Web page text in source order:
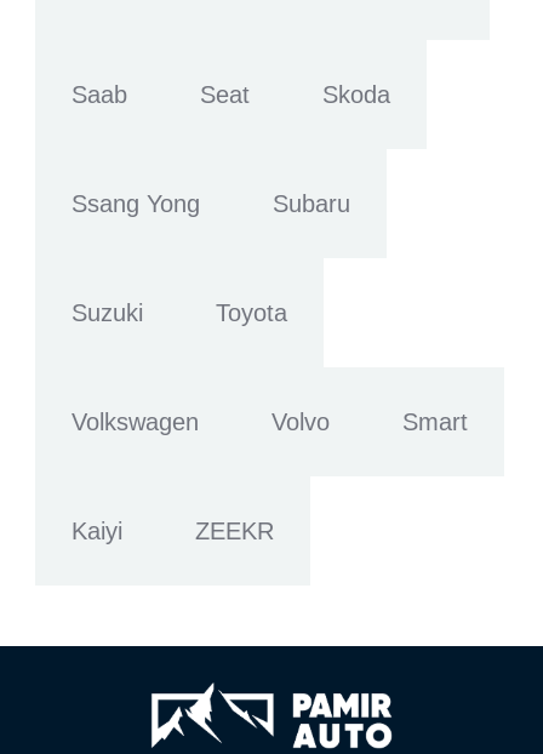
Saab Seat Skoda
Ssang Yong Subaru
Suzuki Toyota
Volkswagen Volvo Smart
Kaiyi ZEEKR